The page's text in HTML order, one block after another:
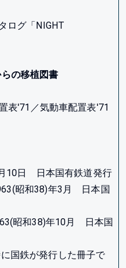
ログ「NIGHT
の移植図書
表'71／気動車配置表'71
10日 日本国有鉄道発行
昭和38)年3月 日本国
昭和38)年10月 日本国
国鉄が発行した冊子で